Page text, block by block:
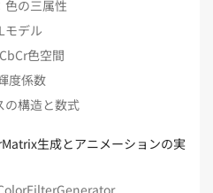
色の三属性
モデル
色空間
度係数
の構造と数式
生成とアニメーションの実